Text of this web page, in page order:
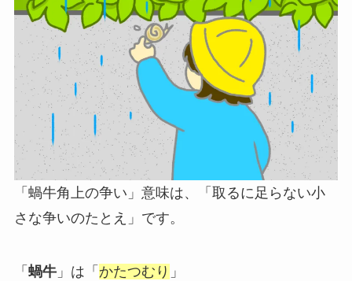
「蝸牛角上の争い」意味は、「取るに足らない小
さな争いのたとえ」です。
「 蝸牛」は「 かたつむり 」